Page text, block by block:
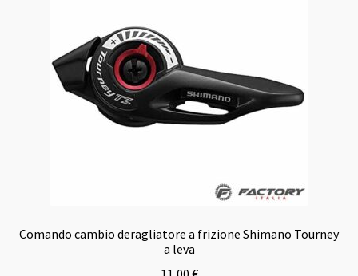
Comando cambio deragliatore a frizione Shimano Tourney
a leva